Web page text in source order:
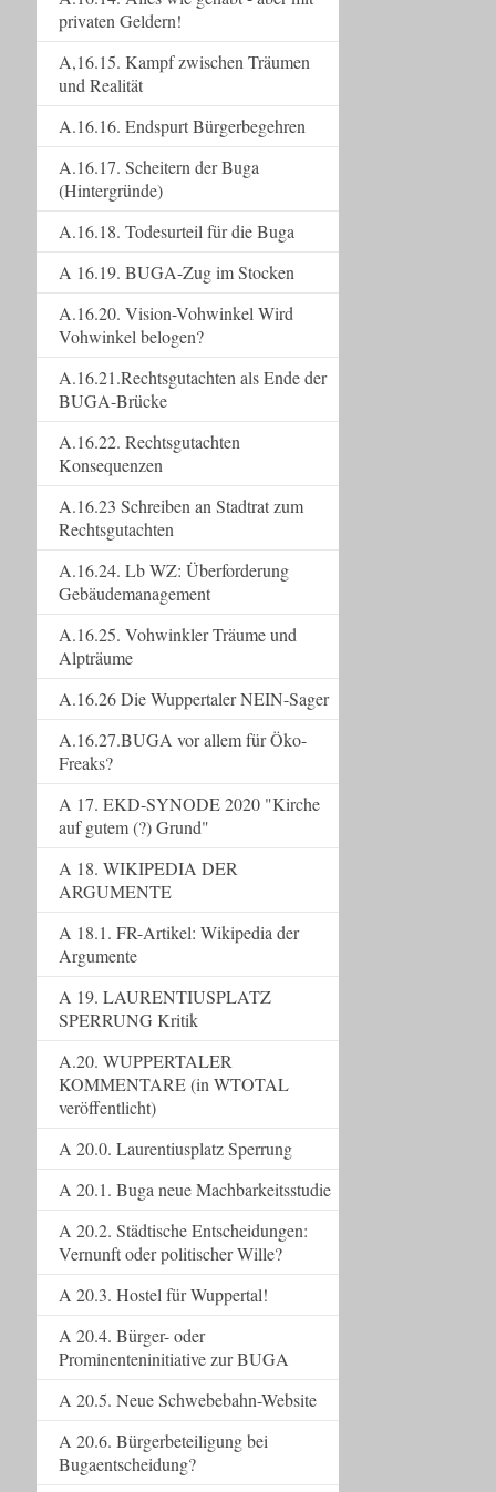
privaten Geldern!
A,16.15. Kampf zwischen Träumen
und Realität
A.16.16. Endspurt Bürgerbegehren
A.16.17. Scheitern der Buga
(Hintergründe)
A.16.18. Todesurteil für die Buga
A 16.19. BUGA-Zug im Stocken
A.16.20. Vision-Vohwinkel Wird
Vohwinkel belogen?
A.16.21.Rechtsgutachten als Ende der
BUGA-Brücke
A.16.22. Rechtsgutachten
Konsequenzen
A.16.23 Schreiben an Stadtrat zum
Rechtsgutachten
A.16.24. Lb WZ: Überforderung
Gebäudemanagement
A.16.25. Vohwinkler Träume und
Alpträume
A.16.26 Die Wuppertaler NEIN-Sager
A.16.27.BUGA vor allem für Öko-
Freaks?
A 17. EKD-SYNODE 2020 "Kirche
auf gutem (?) Grund"
A 18. WIKIPEDIA DER
ARGUMENTE
A 18.1. FR-Artikel: Wikipedia der
Argumente
A 19. LAURENTIUSPLATZ
SPERRUNG Kritik
A.20. WUPPERTALER
KOMMENTARE (in WTOTAL
veröffentlicht)
A 20.0. Laurentiusplatz Sperrung
A 20.1. Buga neue Machbarkeitsstudie
A 20.2. Städtische Entscheidungen:
Vernunft oder politischer Wille?
A 20.3. Hostel für Wuppertal!
A 20.4. Bürger- oder
Prominenteninitiative zur BUGA
A 20.5. Neue Schwebebahn-Website
A 20.6. Bürgerbeteiligung bei
Bugaentscheidung?